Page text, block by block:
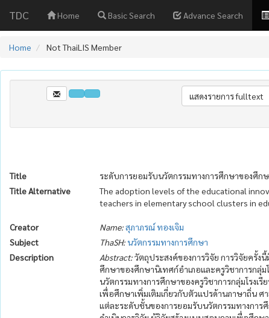
TDC Home Basic Search Advance Search
Home Not ThaiLIS Member
Title
ระดับการยอมรับนวัตกรรมทางการศึกษาของศึกษ
Title Alternative
The adoption levels of the educational
teachers in elementary school clusters in
Creator Name:สุภาภรณ์ ทองเจิม
Subject
ThaSH:นวัตกรรมทางการศึกษา
Description
Abstract:วัตถุประสงค์ของการวิจัย การวิจัยครั้
ศึกษาของศึกษานิเทศก์อำเภอและครูวิชาการกลุ่ม
นวัตกรรมทางการศึกษาของครูวิชาการกลุ่มโรงเ
เพื่อศึกษาเพิ่มเติมเกี่ยวกับตัวแปรด้านภาษาถิ่น ศ
แต่ละระดับชั้นของการยอมรับนวัตกรรมทางการศึ